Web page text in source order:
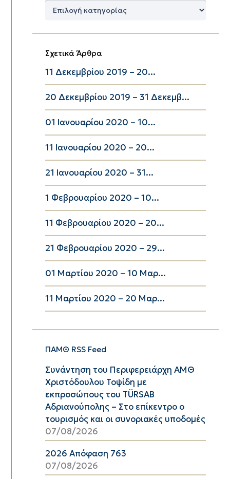
Δημοφιλείς
Σχετικά Άρθρα
11 Δεκεμβρίου 2019 – 20...
20 Δεκεμβρίου 2019 – 31 Δεκεμβ...
01 Ιανουαρίου 2020 – 10...
11 Ιανουαρίου 2020 – 20...
21 Ιανουαρίου 2020 – 31...
1 Φεβρουαρίου 2020 – 10...
11 Φεβρουαρίου 2020 – 20...
21 Φεβρουαρίου 2020 – 29...
01 Μαρτίου 2020 – 10 Μαρ...
11 Μαρτίου 2020 – 20 Μαρ...
ΠΑΜΘ RSS Feed
Συνάντηση του Περιφερειάρχη ΑΜΘ
Χριστόδουλου Τοψίδη με
εκπροσώπους του TÜRSAB
Αδριανούπολης – Στο επίκεντρο ο
τουρισμός και οι συνοριακές υποδομές
07/08/2026
2026 Απόφαση 763
07/08/2026